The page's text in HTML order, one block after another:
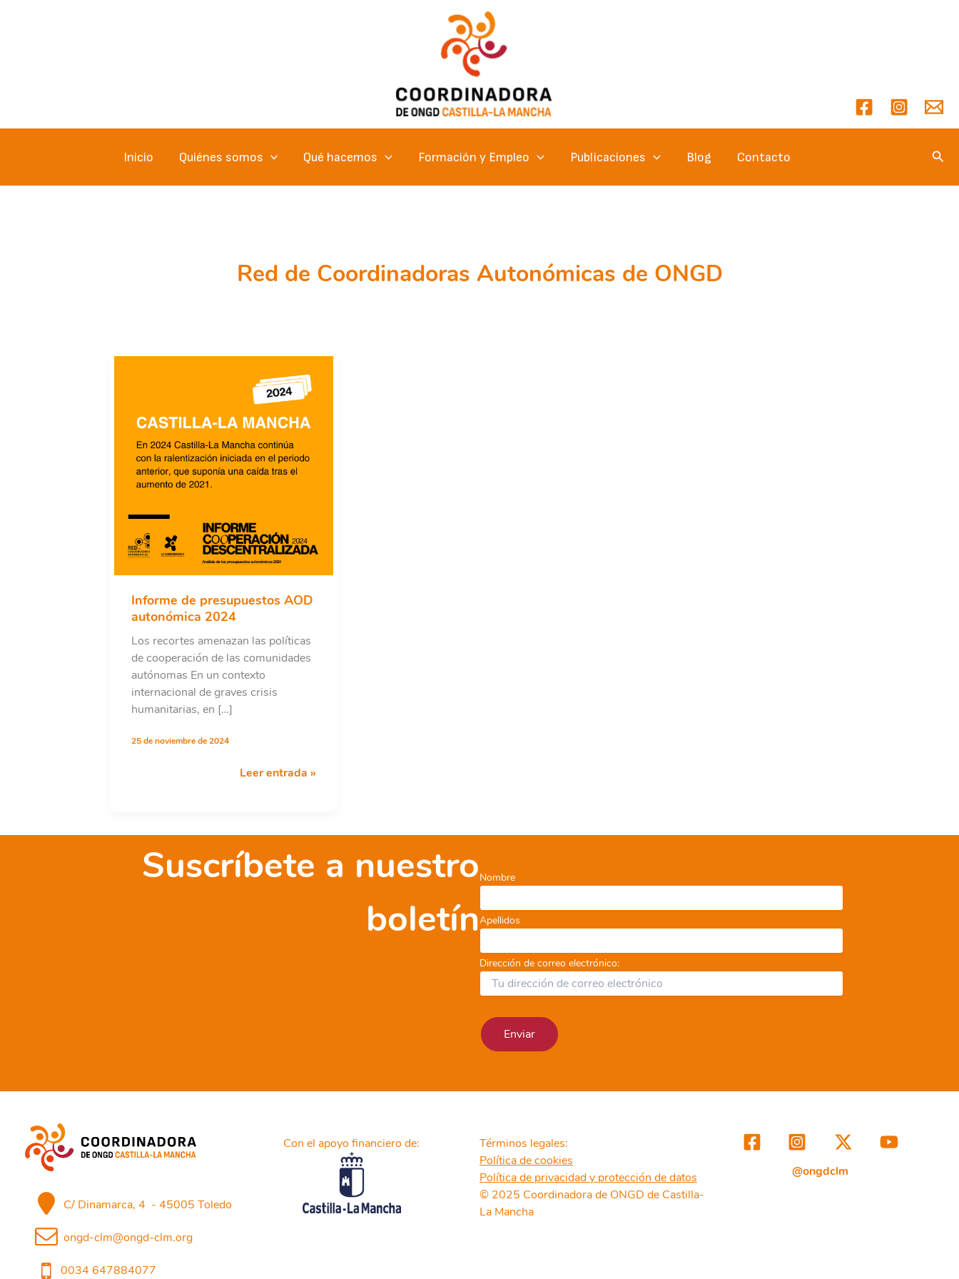
Inicio Quiénes somos Qué hacemos Formación y Empleo Publicaciones Blog Contacto
Red de Coordinadoras Autonómicas de ONGD
Informe de presupuestos AOD
autonómica 2024
Los recortes amenazan las políticas
de cooperación de las comunidades
autónomas En un contexto
internacional de graves crisis
humanitarias, en […]
25 de noviembre de 2024
Informe
2024
Leer entrada »
Suscríbete a nuestro
boletín
Nombre
Apellidos
Dirección de correo electrónico:
C/ Dinamarca, 4 - 45005 Toledo
ongd-clm@ongd-clm.org
0034 647884077
Con el apoyo financiero de:
Términos legales:
Política de cookies
Política de privacidad y protección de datos
© 2025 Coordinadora de ONGD de Castilla-
La Mancha
@ongdclm